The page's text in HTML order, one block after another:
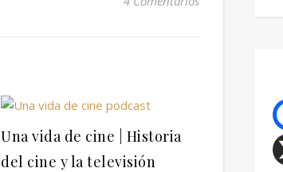
Una vida de cine | Historia
del cine y la televisión